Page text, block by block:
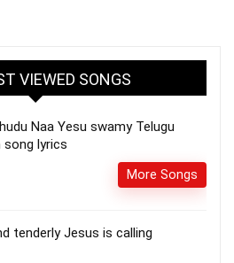
VIEWED SONGS
Naa Yesu swamy Telugu
song lyrics
More Songs
tenderly Jesus is calling